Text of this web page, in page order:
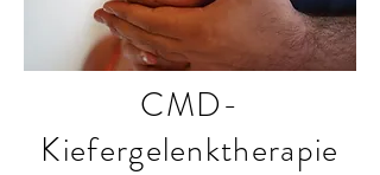
CMD-
Kiefergelenktherapie